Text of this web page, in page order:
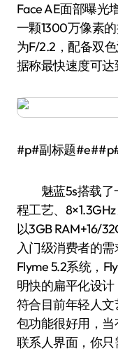
Face AE面部曝光
一颗1300万像素
为F/2.2，配备双
据称最快速度可达
#p#副标题
魅蓝5s搭载了
程工艺、
以3GB RAM+16/
入门级消费者的
Flyme 5.2系统，
明快的扁平化设
符合目前年轻人
包功能很好用，
联系人界面，你只